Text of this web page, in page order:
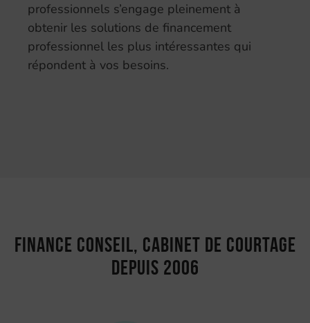
professionnels s’engage pleinement à
obtenir les solutions de financement
professionnel les plus intéressantes qui
répondent à vos besoins.
Finance Conseil, cabinet de courtage
depuis 2006